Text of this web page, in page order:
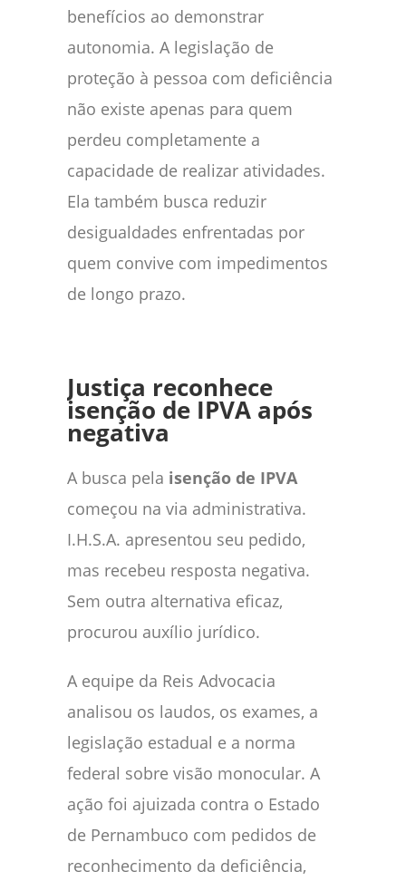
benefícios ao demonstrar
autonomia. A legislação de
proteção à pessoa com deficiência
não existe apenas para quem
perdeu completamente a
capacidade de realizar atividades.
Ela também busca reduzir
desigualdades enfrentadas por
quem convive com impedimentos
de longo prazo.
Justiça reconhece
isenção de IPVA após
negativa
A busca pela isenção de IPVA
começou na via administrativa.
I.H.S.A. apresentou seu pedido,
mas recebeu resposta negativa.
Sem outra alternativa eficaz,
procurou auxílio jurídico.
A equipe da Reis Advocacia
analisou os laudos, os exames, a
legislação estadual e a norma
federal sobre visão monocular. A
ação foi ajuizada contra o Estado
de Pernambuco com pedidos de
reconhecimento da deficiência,